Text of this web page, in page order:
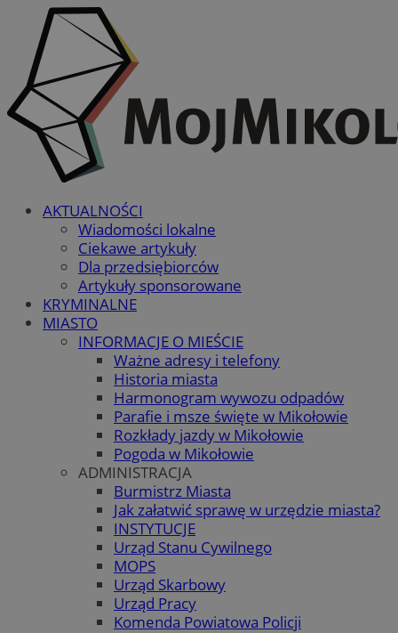
AKTUALNOŚCI
Wiadomości lokalne
Ciekawe artykuły
Dla przedsiębiorców
Artykuły sponsorowane
KRYMINALNE
MIASTO
INFORMACJE O MIEŚCIE
Ważne adresy i telefony
Historia miasta
Harmonogram wywozu odpadów
Parafie i msze święte w Mikołowie
Rozkłady jazdy w Mikołowie
Pogoda w Mikołowie
ADMINISTRACJA
Burmistrz Miasta
Jak załatwić sprawę w urzędzie miasta?
INSTYTUCJE
Urząd Stanu Cywilnego
MOPS
Urząd Skarbowy
Urząd Pracy
Komenda Powiatowa Policji